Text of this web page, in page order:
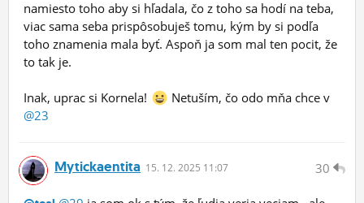
namiesto toho aby si hľadala, čo z toho sa hodí na teba,
viac sama seba prispôsobuješ tomu, kým by si podľa
toho znamenia mala byť. Aspoň ja som mal ten pocit, že
to tak je.
Inak, uprac si Kornela!
Netuším, čo odo mňa chce v
@23
30
Mytickaentita 15. 12. 2025 11:07